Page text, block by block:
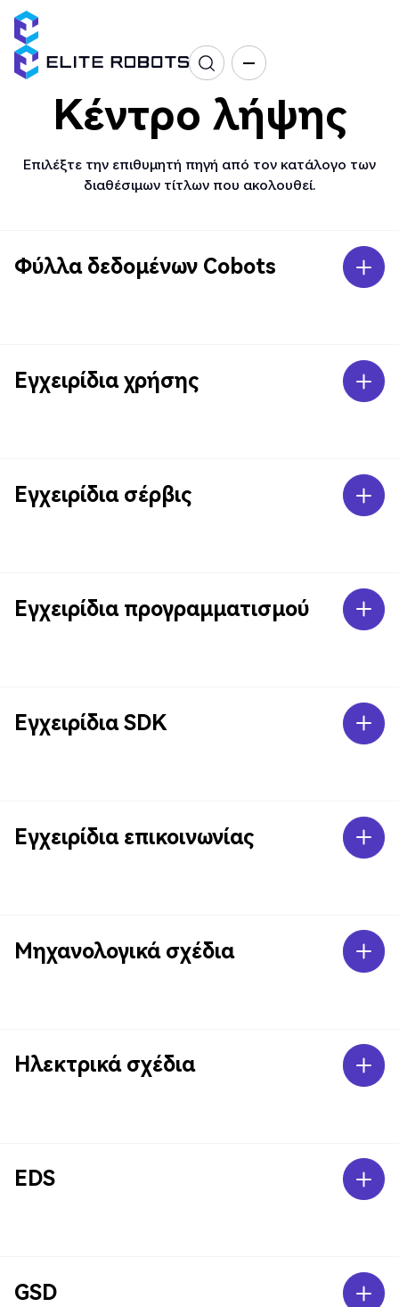
Κέντρο λήψης
Επιλέξτε την επιθυμητή πηγή από τον κατάλογο των
διαθέσιμων τίτλων που ακολουθεί.
Φύλλα δεδομένων Cobots
Εγχειρίδια χρήσης
Εγχειρίδια σέρβις
Εγχειρίδια προγραμματισμού
Εγχειρίδια SDK
Εγχειρίδια επικοινωνίας
Μηχανολογικά σχέδια
Ηλεκτρικά σχέδια
EDS
GSD